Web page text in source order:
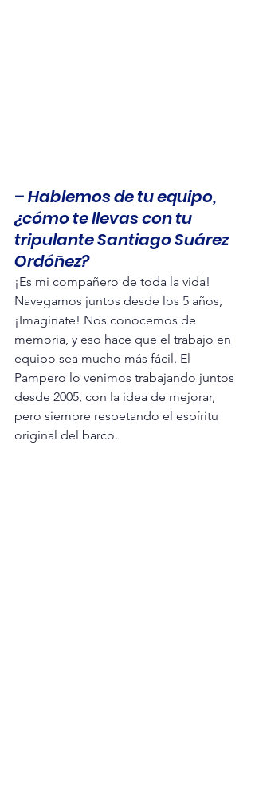
– Hablemos de tu equipo,
¿cómo te llevas con tu
tripulante Santiago Suárez
Ordóñez?
¡Es mi compañero de toda la vida!
Navegamos juntos desde los 5 años,
¡Imaginate! Nos conocemos de
memoria, y eso hace que el trabajo en
equipo sea mucho más fácil. El
Pampero lo venimos trabajando juntos
desde 2005, con la idea de mejorar,
pero siempre respetando el espíritu
original del barco.